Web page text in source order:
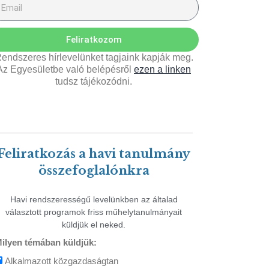
Feliratkozom
hírlevelünket tagjaink kapják meg.
Egyesületbe való belépésről ezen a linken
tudsz tájékozódni.
a havi tanulmány
összefoglalónkra
Havi rendszerességű levelünkben az általad
választott programok friss műhelytanulmányait
küldjük el neked.
témában küldjük:
Alkalmazott közgazdaságtan